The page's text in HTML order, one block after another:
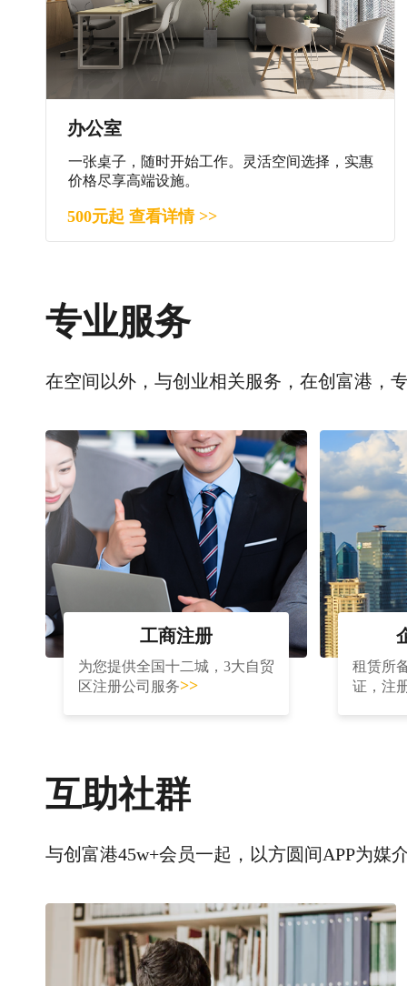
办公室
一张桌子，随时开始工作。灵活空间选择，实惠
价格尽享高端设施。
500元起 查看详情 >>
专业服务
在空间以外，与创业相关服务，在创富港，
工商注册
为您提供全国十二城，3大自贸
区注册公司服务>>
租赁所
证，注
互助社群
与创富港45w+会员一起，以方圆间APP为媒